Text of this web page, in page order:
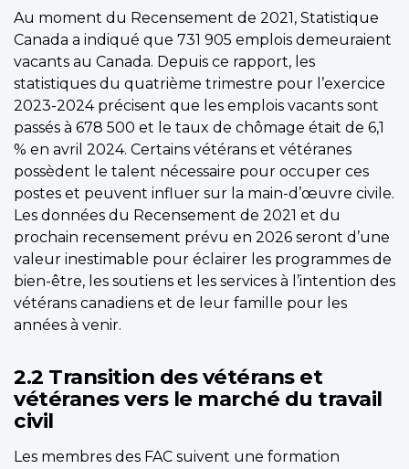
Au moment du Recensement de 2021, Statistique
Canada a indiqué que 731 905 emplois demeuraient
vacants au Canada. Depuis ce rapport, les
statistiques du quatrième trimestre pour l’exercice
2023-2024 précisent que les emplois vacants sont
passés à 678 500 et le taux de chômage était de 6,1
% en avril 2024. Certains vétérans et vétéranes
possèdent le talent nécessaire pour occuper ces
postes et peuvent influer sur la main-d’œuvre civile.
Les données du Recensement de 2021 et du
prochain recensement prévu en 2026 seront d’une
valeur inestimable pour éclairer les programmes de
bien-être, les soutiens et les services à l’intention des
vétérans canadiens et de leur famille pour les
années à venir.
2.2 Transition des vétérans et
vétéranes vers le marché du travail
civil
Les membres des FAC suivent une formation